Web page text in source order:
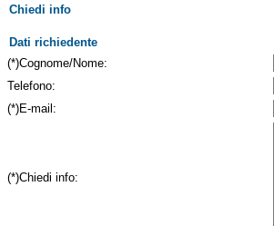
Chiedi info
Dati richiedente
(*)Cognome/Nome:
Telefono:
(*)E-mail:
(*)Chiedi info: